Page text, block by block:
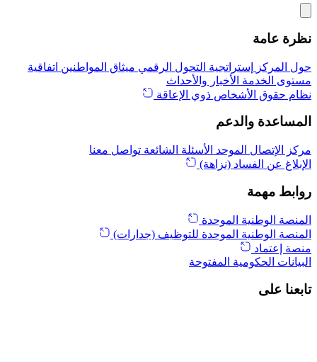
نظرة عامة
حول المركز إستراتجية التحول الرقمي ميثاق المواطنين اتفاقية
مستوى الخدمة الأخبار والأحداث
نظام حقوق الأشخاص ذوي الإعاقة
المساعدة والدعم
مركز الإتصال الموحد الأسئلة الشائعة تواصل معنا
الإبلاغ عن الفساد (نزاهة)
روابط مهمة
المنصة الوطنية الموحدة
المنصة الوطنية الموحدة للتوظيف (جدارات)
منصة إعتماد
البيانات الحكومية المفتوحة
تابعنا على